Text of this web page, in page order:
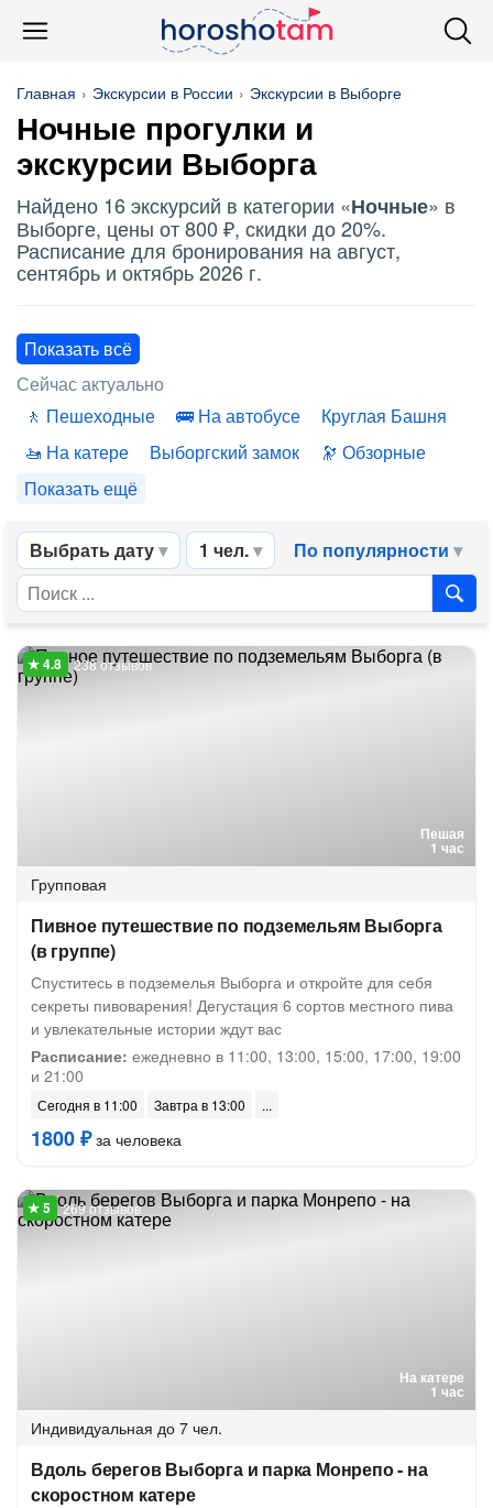
Главная Экскурсии в России Экскурсии в Выборге
Ночные прогулки и
экскурсии Выборга
Найдено 16 экскурсий в категории «Ночные» в
Выборге, цены от 800 ₽, скидки до 20%.
Расписание для бронирования на август,
сентябрь и октябрь 2026 г.
Показать всё
Сейчас актуально
Пешеходные
На автобусе
Круглая Башня
На катере
Выборгский замок
Обзорные
Показать ещё
Выбрать дату 1 чел. По популярности
Пешая
1 час
238 отзывов
Групповая
Пивное путешествие по подземельям Выборга
(в группе)
Спуститесь в подземелья Выборга и откройте для себя
секреты пивоварения! Дегустация 6 сортов местного пива
и увлекательные истории ждут вас
Расписание: ежедневно в 11:00, 13:00, 15:00, 17:00, 19:00
и 21:00
Сегодня в 11:00 Завтра в 13:00
1800 ₽за человека
На катере
1 час
269 отзывов
Индивидуальная до 7 чел.
Вдоль берегов Выборга и парка Монрепо - на
скоростном катере